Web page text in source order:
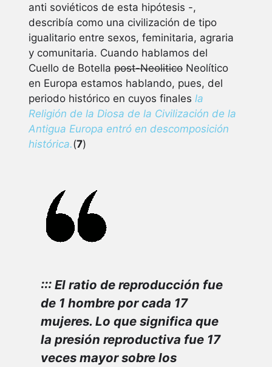
anti soviéticos de esta hipótesis -,
describía como una civilización de tipo
igualitario entre sexos, feminitaria, agraria
y comunitaria. Cuando hablamos del
Cuello de Botella post-Neolitico Neolítico
en Europa estamos hablando, pues, del
periodo histórico en cuyos finales la
Religión de la Diosa de la Civilización de la
Antigua Europa entró en descomposición
histórica.(7)
::: El ratio de reproducción fue
de 1 hombre por cada 17
mujeres. Lo que significa que
la presión reproductiva fue 17
veces mayor sobre los